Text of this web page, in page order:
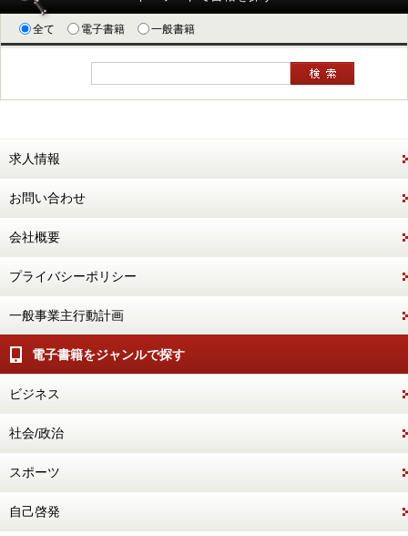
全て 電子書籍 一般書籍
求人情報
お問い合わせ
会社概要
プライバシーポリシー
一般事業主行動計画
電子書籍をジャンルで探す
ビジネス
社会/政治
スポーツ
自己啓発